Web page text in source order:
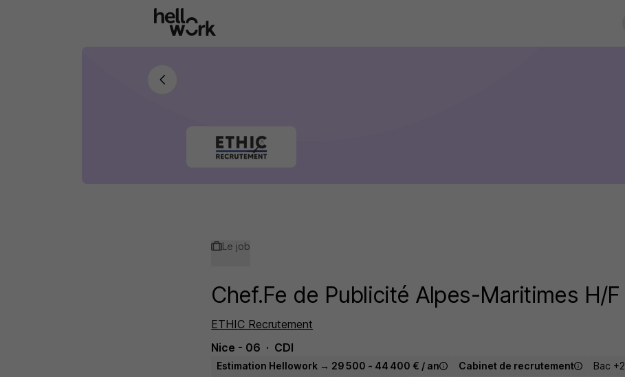
Le job
Chef.Fe de Publicité Alpes-Maritimes H/F
ETHIC Recrutement
Nice - 06
CDI
Estimation Hellowork → 29 500 - 44 400 € / an Cabinet de recrutement
Bac +2